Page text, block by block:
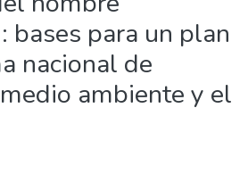
bases para un plan
nacional de
ambiente y el